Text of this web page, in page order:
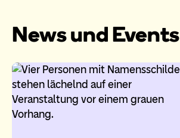
News und Events